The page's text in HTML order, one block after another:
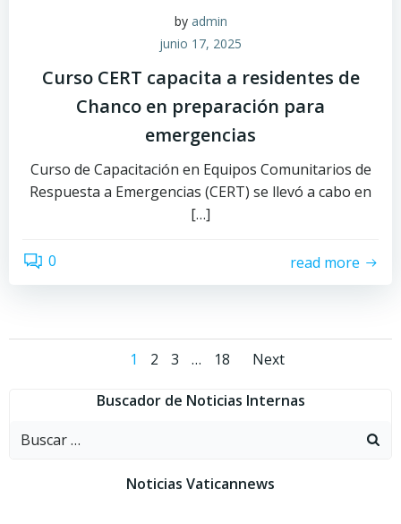
by admin
junio 17, 2025
Curso CERT capacita a residentes de
Chanco en preparación para
emergencias
Curso de Capacitación en Equipos Comunitarios de
Respuesta a Emergencias (CERT) se llevó a cabo en
[…]
0 read more
Navegación
por
entradas
Página
1 Página
2 Página
3 … Página
18
por
entradas
Next
Buscador de Noticias Internas
Buscar:
Noticias Vaticannews